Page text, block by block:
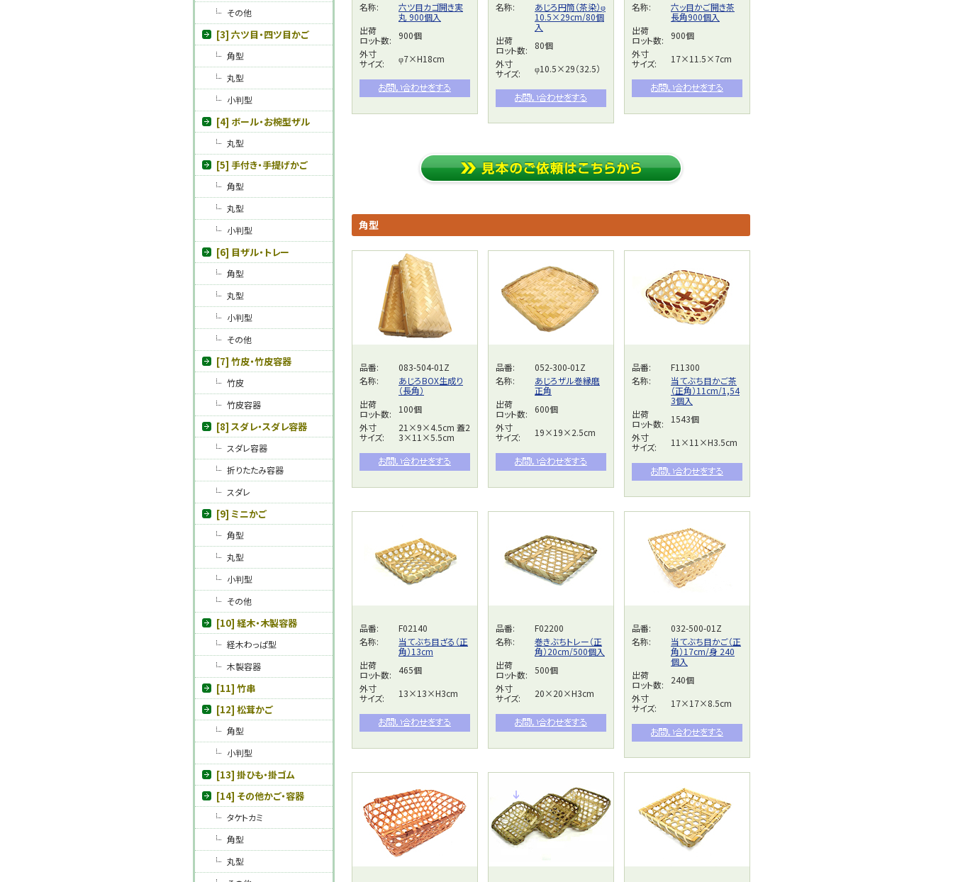
名称:
六ツ目カゴ開き実
丸 900個入
出荷
ロット数:
900個
外寸
サイズ:
φ7×H18cm
名称:
あじろ円筒（茶染）φ
10.5×29cm/80個
入
出荷
ロット数:
80個
外寸
サイズ:
φ10.5×29（32.5）
名称:
六ッ目かご開き茶
長角900個入
出荷
ロット数:
900個
外寸
サイズ:
17×11.5×7cm
角型
品番:
083-504-01Z
名称:
あじろBOX生成り
（長角）
出荷
ロット数:
100個
外寸
サイズ:
21×9×4.5cm 蓋2
3×11×5.5cm
品番:
052-300-01Z
名称:
あじろザル巻縁磨
正角
出荷
ロット数:
600個
外寸
サイズ:
19×19×2.5cm
品番:
F11300
名称:
当てぶち目かご茶
（正角）11cm/1,54
3個入
出荷
ロット数:
1543個
外寸
サイズ:
11×11×H3.5cm
品番:
F02140
名称:
当てぶち目ざる（正
角）13cm
出荷
ロット数:
465個
外寸
サイズ:
13×13×H3cm
品番:
F02200
名称:
巻きぶちトレー（正
角）20cm/500個入
出荷
ロット数:
500個
外寸
サイズ:
20×20×H3cm
品番:
032-500-01Z
名称:
当てぶち目かご（正
角）17cm/身 240
個入
出荷
ロット数:
240個
外寸
サイズ:
17×17×8.5cm
その他
[3] 六ツ目・四ツ目かご
角型
丸型
小判型
[4] ボール・お椀型ザル
丸型
[5] 手付き・手提げかご
角型
丸型
小判型
[6] 目ザル・トレー
角型
丸型
小判型
その他
[7] 竹皮・竹皮容器
竹皮
竹皮容器
[8] スダレ・スダレ容器
スダレ容器
折りたたみ容器
スダレ
[9] ミニかご
角型
丸型
小判型
その他
[10] 経木・木製容器
経木わっぱ型
木製容器
[11] 竹串
[12] 松茸かご
角型
小判型
[13] 掛ひも・掛ゴム
[14] その他かご・容器
タケトカミ
角型
丸型